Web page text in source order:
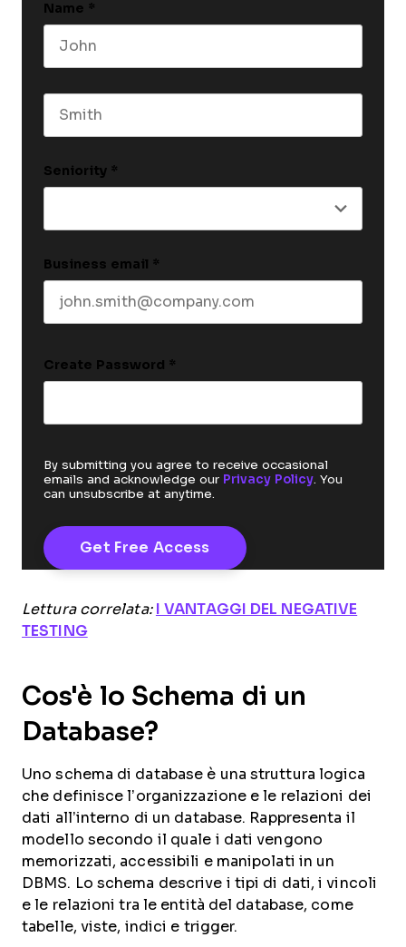
Name *
Seniority *
Business email *
Create Password *
By submitting you agree to receive occasional
emails and acknowledge our Privacy Policy. You
can unsubscribe at anytime.
Lettura correlata:
I VANTAGGI DEL NEGATIVE
TESTING
Cos'è lo Schema di un
Database?
Uno schema di database è una struttura logica
che definisce l’organizzazione e le relazioni dei
dati all’interno di un database. Rappresenta il
modello secondo il quale i dati vengono
memorizzati, accessibili e manipolati in un
DBMS. Lo schema descrive i tipi di dati, i vincoli
e le relazioni tra le entità del database, come
tabelle, viste, indici e trigger.